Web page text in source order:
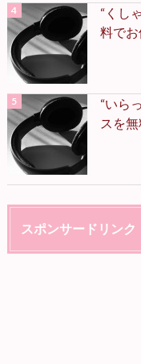
“くし
料でお
“いら
スを
スポンサードリンク